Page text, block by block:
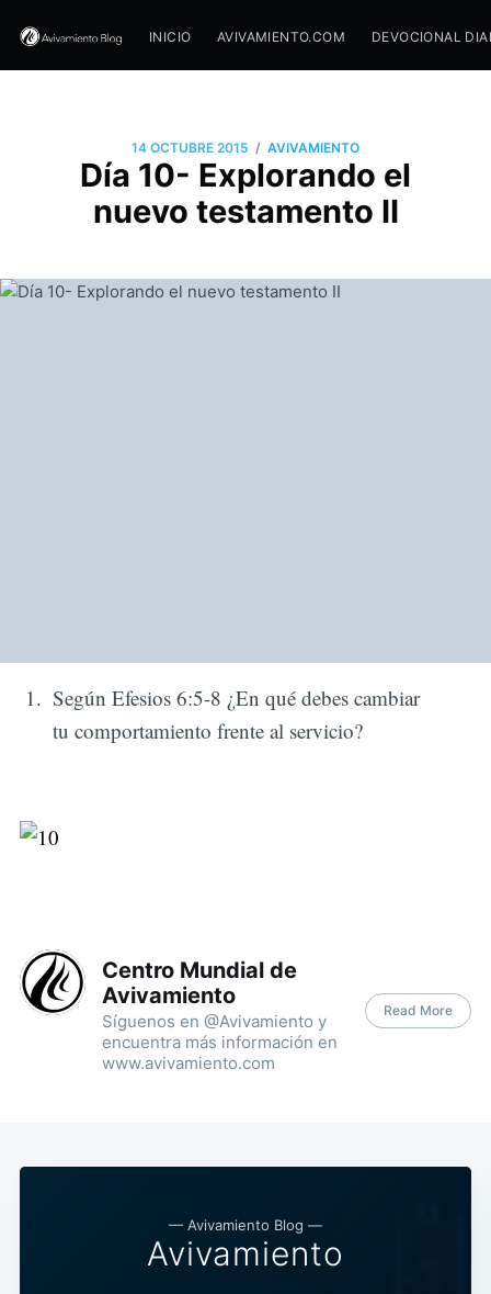
INICIO AVIVAMIENTO.COM DEVOCIONAL
14 OCTUBRE 2015 / AVIVAMIENTO
Día 10- Explorando el
nuevo testamento II
Según Efesios 6:5-8 ¿En qué debes cambiar
tu comportamiento frente al servicio?
Centro Mundial de
Avivamiento
Síguenos en @Avivamiento y
encuentra más información en
www.avivamiento.com
Read More
— Avivamiento Blog —
Avivamiento